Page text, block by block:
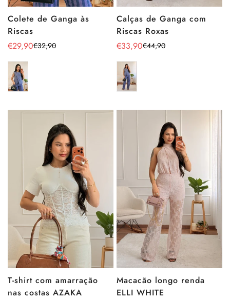
Colete de Ganga às
Riscas
Preço
de
venda
€29,90
Preço
regular
€32,90
Calças de Ganga com
Riscas Roxas
Preço
de
venda
€33,90
Preço
regular
€44,90
T-shirt com amarração
nas costas AZAKA
Macacão longo renda
ELLI WHITE